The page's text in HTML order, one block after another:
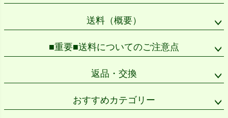
送料（概要）
■重要■送料についてのご注意点
返品・交換
おすすめカテゴリー